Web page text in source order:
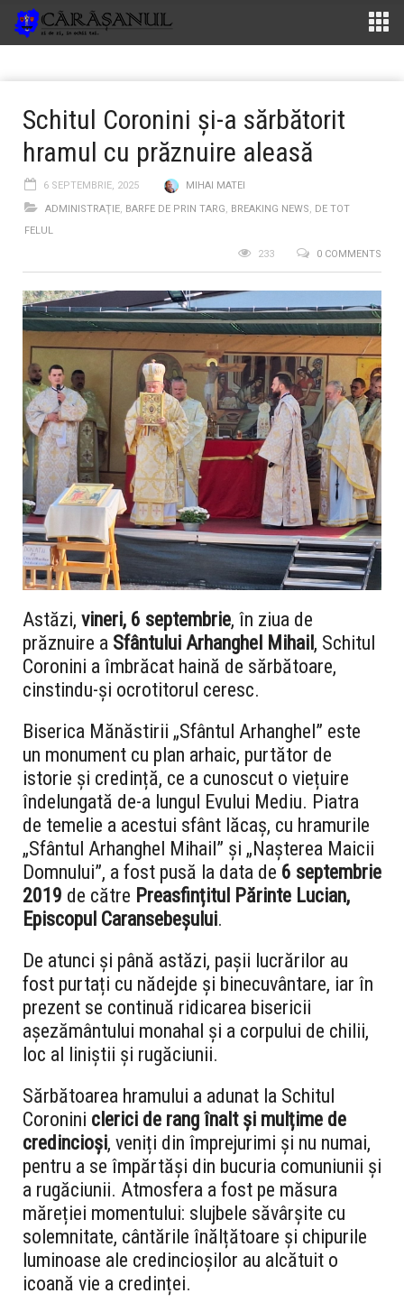
Schitul Coronini și-a sărbătorit
hramul cu prăznuire aleasă
6 SEPTEMBRIE, 2025
MIHAI MATEI
ADMINISTRAŢIE, BARFE DE PRIN TARG, BREAKING NEWS, DE TOT
FELUL
0 COMMENTS
233
Astăzi, vineri, 6 septembrie, în ziua de
prăznuire a Sfântului Arhanghel Mihail , Schitul
Coronini a îmbrăcat haină de sărbătoare,
cinstindu-și ocrotitorul ceresc.
Biserica Mănăstirii „Sfântul Arhanghel” este
un monument cu plan arhaic, purtător de
istorie și credință, ce a cunoscut o viețuire
îndelungată de-a lungul Evului Mediu. Piatra
de temelie a acestui sfânt lăcaș, cu hramurile
„Sfântul Arhanghel Mihail” și „Nașterea Maicii
Domnului”, a fost pusă la data de 6 septembrie
2019 de către Preasfințitul Părinte Lucian,
Episcopul Caransebeșului.
De atunci și până astăzi, pașii lucrărilor au
fost purtați cu nădejde și binecuvântare, iar în
prezent se continuă ridicarea bisericii
așezământului monahal și a corpului de chilii,
loc al liniștii și rugăciunii.
Sărbătoarea hramului a adunat la Schitul
Coronini clerici de rang înalt și mulțime de
credincioși, veniți din împrejurimi și nu numai,
pentru a se împărtăși din bucuria comuniunii și
a rugăciunii. Atmosfera a fost pe măsura
măreției momentului: slujbele săvârșite cu
solemnitate, cântările înălțătoare și chipurile
luminoase ale credincioșilor au alcătuit o
icoană vie a credinței.